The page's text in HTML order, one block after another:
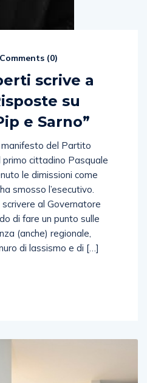
Comments (0)
scrive a
su
e Sarno”
del Partito
cittadino Pasquale
le dimissioni come
smosso l’esecutivo.
al Governatore
di fare un punto sulle
(anche) regionale,
di lassismo e di […]